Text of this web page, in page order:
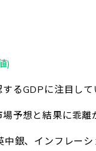
)
るGDPに注目して
予想と結果に乖
中銀、インフレー